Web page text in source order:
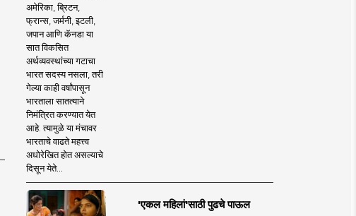
अमेरिका, ब्रिटन,
फ्रान्स, जर्मनी, इटली,
जपान आणि कॅनडा या
सात विकसित
अर्थव्यवस्थांच्या गटाचा
भारत सदस्य नसला, तरी
गेल्या काही वर्षांपासून
भारताला सातत्याने
निमंत्रित करण्यात येत
आहे. त्यामुळे या मंचावर
भारताचे वाढते महत्त्व
अधोरेखित होत असल्याचे
दिसून येते...
'एकल महिलां'साठी पुढचे पाऊल